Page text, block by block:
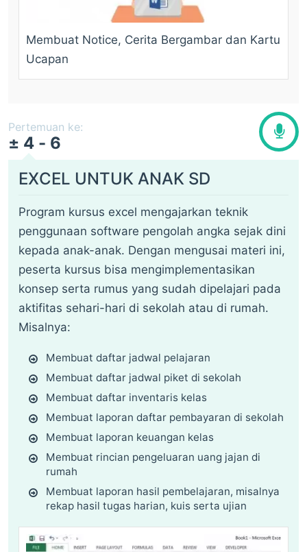
Membuat Notice, Cerita Bergambar dan Kartu
Ucapan
Pertemuan ke:
± 4 - 6
EXCEL UNTUK ANAK SD
Program kursus excel mengajarkan teknik
penggunaan software pengolah angka sejak dini
kepada anak-anak. Dengan mengusai materi ini,
peserta kursus bisa mengimplementasikan
konsep serta rumus yang sudah dipelajari pada
aktifitas sehari-hari di sekolah atau di rumah.
Misalnya:
Membuat daftar jadwal pelajaran
Membuat daftar jadwal piket di sekolah
Membuat daftar inventaris kelas
Membuat laporan daftar pembayaran di sekolah
Membuat laporan keuangan kelas
Membuat rincian pengeluaran uang jajan di
rumah
Membuat laporan hasil pembelajaran, misalnya
rekap hasil tugas harian, kuis serta ujian